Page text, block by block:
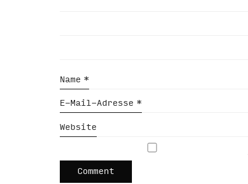
Name *
E-Mail-Adresse *
Website